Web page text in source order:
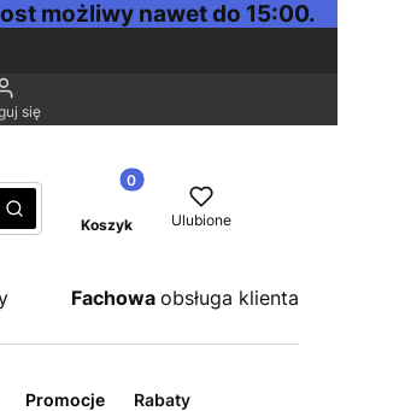
możliwy nawet do 15:00.
się
Szukaj
Produkty w koszyku: 0. Zobacz
Koszyk Ulubione
Fachowa obsługa klienta
Promocje Rabaty